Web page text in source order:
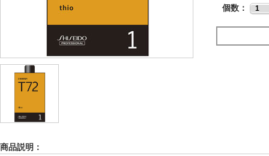
個数：
商品説明：